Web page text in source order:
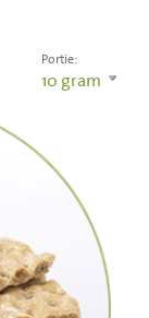
Portie:
10 gram